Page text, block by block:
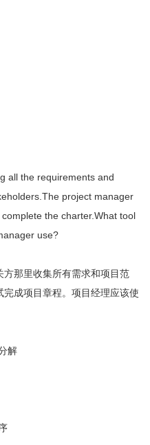
the requirements and
project manager
the charter.What tool
use?
那里收集所有需求和项目范
成项目章程。项目经理应该使
解